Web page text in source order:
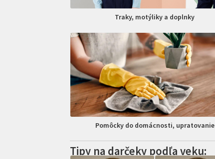
Traky, motýliky a doplnky
Pomôcky do domácnosti, upratovanie
Tipy na darčeky podľa veku: